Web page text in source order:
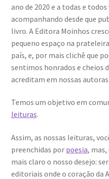
ano de 2020 e a todas e
acompanhando desde que
livro. A Editora Moinhos
pequeno espaço na
país, e, por mais clichê que
sentimos honrados e cheios
acreditam em nossas
Temos um objetivo em
leituras.
Assim, as nossas leituras,
preenchidas por poesia,
mais claro o nosso desejo:
editoriais onde o coração da